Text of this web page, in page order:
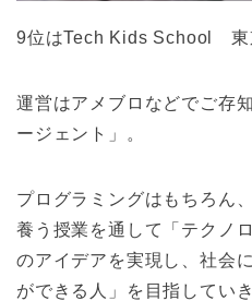
9位はTech Kids School 東
運営はアメブロなどでご存
ージェント」。
プログラミングはもちろん
養う授業を通して「テクノ
のアイデアを実現し、社会
ができる人」を目指していき